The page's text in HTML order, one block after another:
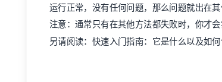
运行正常，没有任何问题，那么问题就出在其
注意：通常只有在其他方法都失败时，你才会
另请阅读： 快速入门指南：它是什么以及如